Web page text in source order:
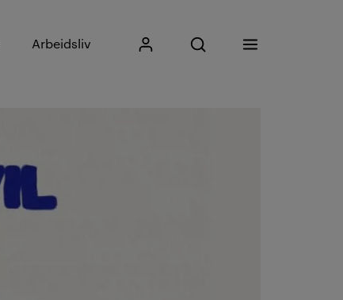
Arbeidsliv Mitt KristianiaÅpne søk
Skriv inn søkefrase
Søk
Meny